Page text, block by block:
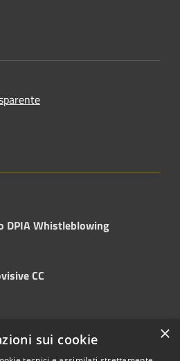
DPIAWhistleblowing
CC
×
sui cookie